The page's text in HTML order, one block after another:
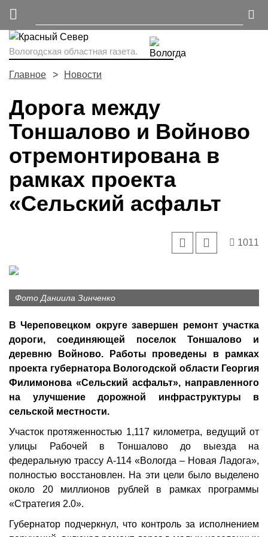
Вологодская областная газета.
Главное Новости
Дорога между
Тоншалово и Войново
отремонтирована в
рамках проекта
«Сельский асфальт
1011
Фото Даниила Зинченко
В Череповецком округе завершен ремонт участка
дороги, соединяющей поселок Тоншалово и
деревню Войново. Работы проведены в рамках
проекта губернатора Вологодской области Георгия
Филимонова «Сельский асфальт», направленного
на улучшение дорожной инфраструктуры в
сельской местности.
Участок протяженностью 1,117 километра, ведущий от
улицы Рабочей в Тоншалово до выезда на
федеральную трассу А-114 «Вологда – Новая Ладога»,
полностью восстановлен. На эти цели было выделено
около 20 миллионов рублей в рамках программы
«Стратегия 2.0».
Губернатор подчеркнул, что контроль за исполнением